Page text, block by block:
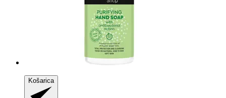
Košarica